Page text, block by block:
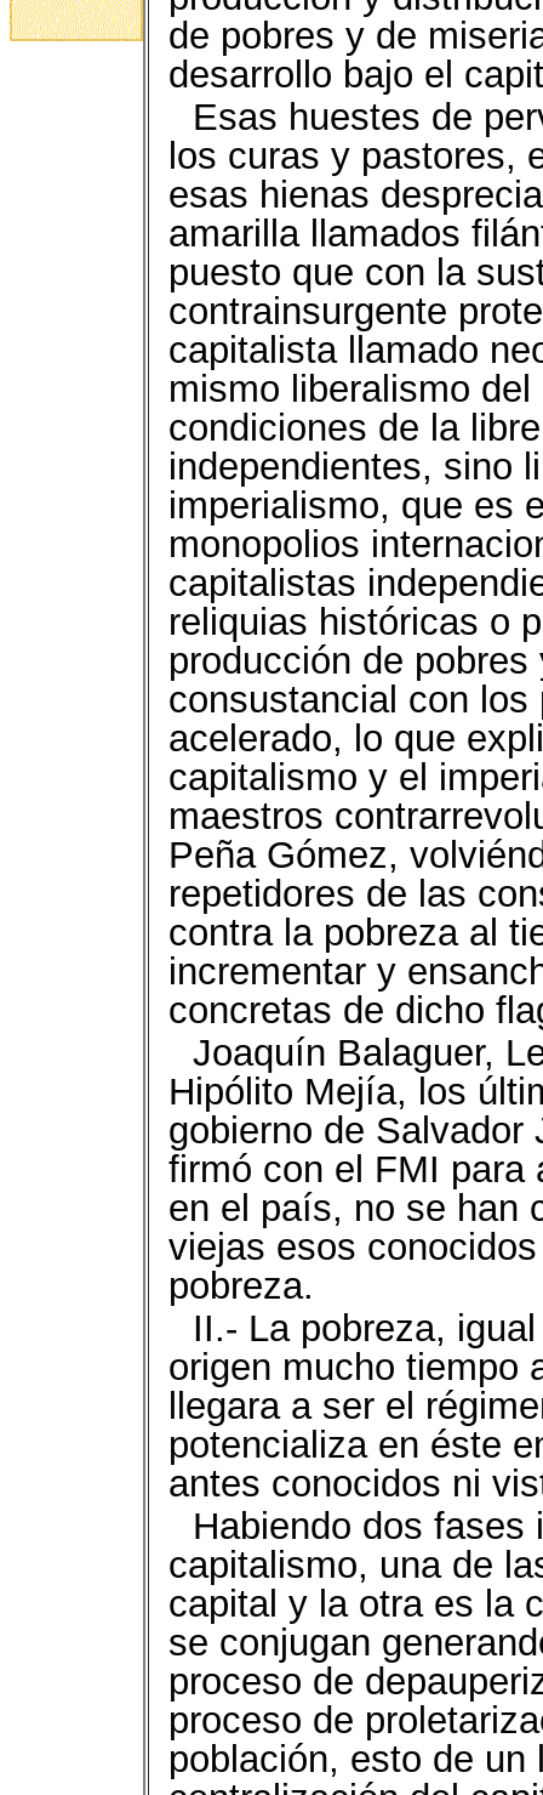
de pobres y de
desarrollo bajo el
Esas huestes de
los curas y pastores,
esas hienas
amarilla llamados
puesto que con la
contrainsurgente
capitalista llamado
mismo liberalismo
condiciones de la
independientes, sino
imperialismo, que es
monopolios
capitalistas
reliquias históricas o
producción de
consustancial con
acelerado, lo que
capitalismo y el
maestros
Peña Gómez,
repetidores de las
contra la pobreza al
incrementar y
concretas de dicho
Joaquín Balaguer,
Hipólito Mejía, los
gobierno de Salvador
firmó con el FMI para
en el país, no se han
viejas esos
pobreza.
II.- La pobreza,
origen mucho tiempo
llegara a ser el
potencializa en éste
antes conocidos ni
Habiendo dos fases
capitalismo, una de
capital y la otra es la
se conjugan
proceso de
proceso de
población, esto de